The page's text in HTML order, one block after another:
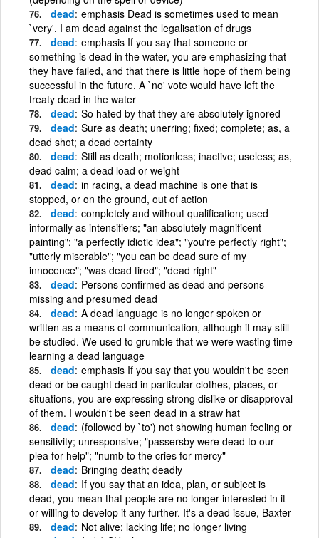
dead emphasis Dead is sometimes used to mean
`very'. I am dead against the legalisation of drugs
dead emphasis If you say that someone or
something is dead in the water, you are emphasizing that
they have failed, and that there is little hope of them being
successful in the future. A `no' vote would have left the
treaty dead in the water
dead So hated by that they are absolutely ignored
dead Sure as death; unerring; fixed; complete; as, a
dead shot; a dead certainty
dead Still as death; motionless; inactive; useless; as,
dead calm; a dead load or weight
dead in racing, a dead machine is one that is
stopped, or on the ground, out of action
dead completely and without qualification; used
informally as intensifiers; "an absolutely magnificent
painting"; "a perfectly idiotic idea"; "you're perfectly right";
"utterly miserable"; "you can be dead sure of my
innocence"; "was dead tired"; "dead right"
dead Persons confirmed as dead and persons
missing and presumed dead
dead A dead language is no longer spoken or
written as a means of communication, although it may still
be studied. We used to grumble that we were wasting time
learning a dead language
dead emphasis If you say that you wouldn't be seen
dead or be caught dead in particular clothes, places, or
situations, you are expressing strong dislike or disapproval
of them. I wouldn't be seen dead in a straw hat
dead (followed by `to') not showing human feeling or
sensitivity; unresponsive; "passersby were dead to our
plea for help"; "numb to the cries for mercy"
dead Bringing death; deadly
dead If you say that an idea, plan, or subject is
dead, you mean that people are no longer interested in it
or willing to develop it any further. It's a dead issue, Baxter
dead Not alive; lacking life; no longer living